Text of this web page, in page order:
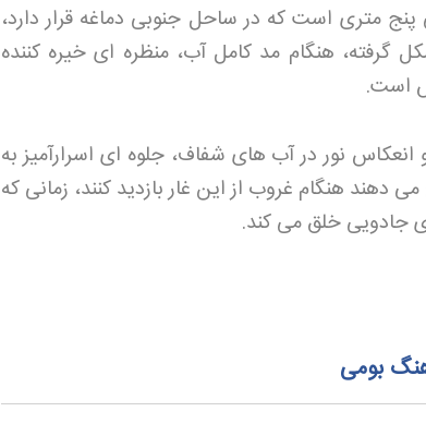
متری است که در ساحل جنوبی دماغه قرار دارد،
هنگام مد کامل آب، منظره ای خیره کننده
است.
انعکاس نور در آب های شفاف، جلوه ای اسرارآمیز به
هنگام غروب از این غار بازدید کنند، زمانی که
جادویی خلق می کند.
بومی